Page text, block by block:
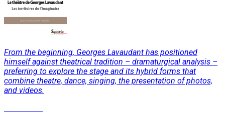
From the beginning, Georges Lavaudant has positioned
himself against theatrical tradition – dramaturgical analysis –
preferring to explore the stage and its hybrid forms that
combine theatre, dance, singing, the presentation of photos,
and videos.